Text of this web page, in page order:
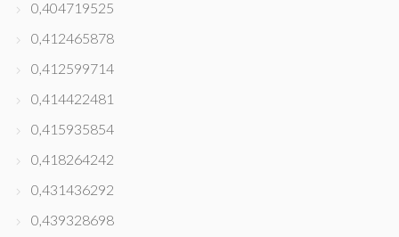
0,404719525
0,412465878
0,412599714
0,414422481
0,415935854
0,418264242
0,431436292
0,439328698